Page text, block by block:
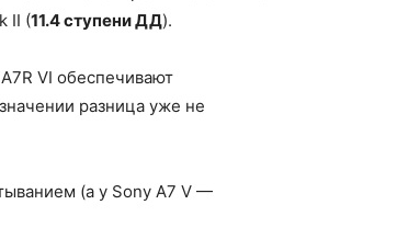
II (11.4 ступени ДД).
VI обеспечивают
разница уже не
(а у Sony A7 V —